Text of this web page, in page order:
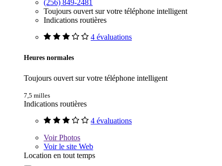
(256) 849-2481
Toujours ouvert sur votre téléphone intelligent
Indications routières
4 évaluations
Heures normales
Toujours ouvert sur votre téléphone intelligent
7,5 milles
Indications routières
4 évaluations
VoirPhotos
Voir le site Web
Location en tout temps